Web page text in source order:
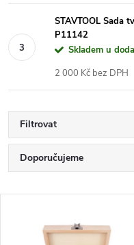
STAVTOOL Sada
P11142
Skladem u
2 000 Kč bez DPH
Filtrovat
Ř
a
Doporučujeme
Nejprodávanější